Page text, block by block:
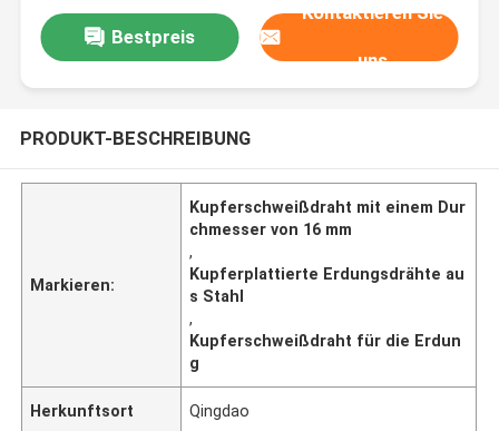
Bestpreis
Kontaktieren Sie
uns
PRODUKT-BESCHREIBUNG
Markieren:
Kupferschweißdraht mit einem Dur
chmesser von 16 mm
,
Kupferplattierte Erdungsdrähte au
s Stahl
,
Kupferschweißdraht für die Erdun
g
Herkunftsort Qingdao